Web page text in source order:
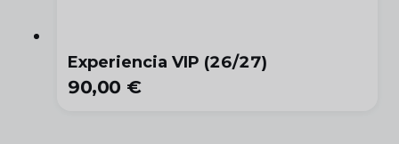
Experiencia VIP (26/27)
90,00 €